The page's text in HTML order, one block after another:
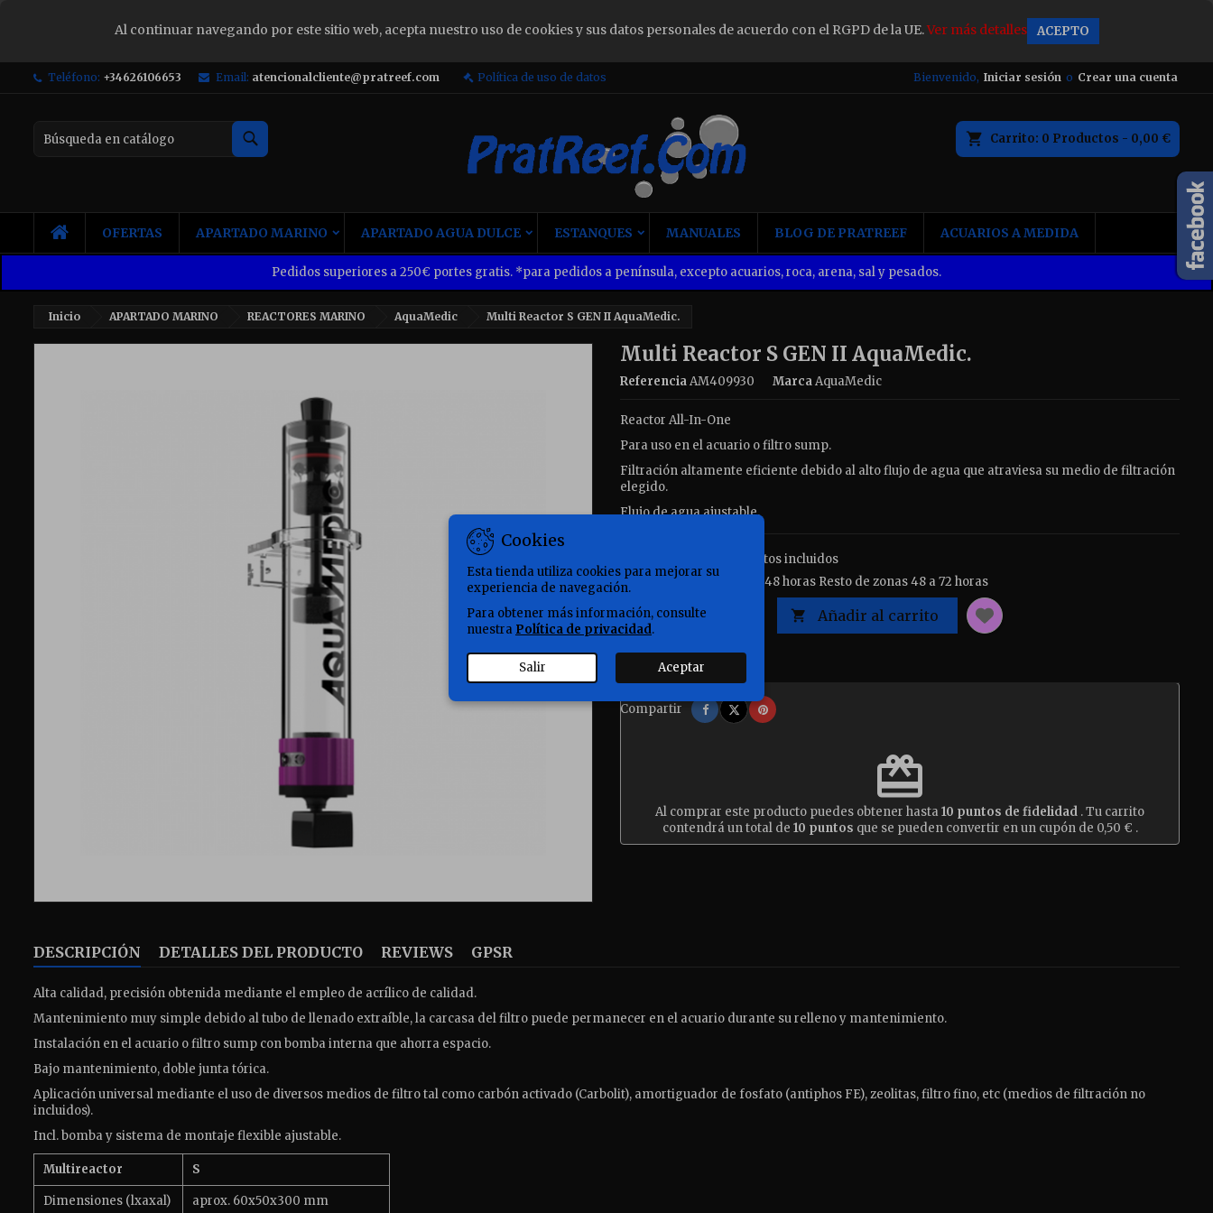
Al continuar navegando por este sitio web, acepta nuestro uso de cookies y sus datos personales de acuerdo con el RGPD de la UE.Ver más detalles ACEPTO
Teléfono: +34626106653 Email: atencionalcliente@pratreef.com Política de uso de datos Bienvenido, Iniciar sesión o Crear una cuenta
Carrito 0 Productos - 0,00 €
INICIOOFERTAS APARTADO MARINO APARTADO AGUA DULCE ESTANQUES MANUALES BLOG DE PRATREEF ACUARIOS A MEDIDA
Pedidos superiores a 250€ portes gratis. *para pedidos a península, excepto acuarios, roca, arena, sal y pesados.
Inicio APARTADO MARINO REACTORES MARINO AquaMedic Multi Reactor S GEN II AquaMedic.
Multi Reactor S GEN II AquaMedic.
ReferenciaAM409930 MarcaAquaMedic
Reactor All-In-One
Para uso en el acuario o filtro sump.
Filtración altamente eficiente debido al alto flujo de agua que atraviesa su medio de filtración
elegido.
Flujo de agua ajustable.
100,00 €
Impuestos incluidos
Entrega: península 24 a 48 horas Resto de zonas 48 a 72 horas
Cantidad  Añadir al carrito
Disponible.
Compartir Compartir
TuitearPinterest
redeem
Al comprar este producto puedes obtener hasta10 puntos de fidelidad . Tu carrito
contendrá un total de 10 puntos que se pueden convertir en un cupón de 0,50 € .
DESCRIPCIÓN DETALLES DEL PRODUCTO REVIEWS GPSR
Alta calidad, precisión obtenida mediante el empleo de acrílico de calidad.
Mantenimiento muy simple debido al tubo de llenado extraíble, la carcasa del filtro puede permanecer en el acuario durante su relleno y mantenimiento.
Instalación en el acuario o filtro sump con bomba interna que ahorra espacio.
Bajo mantenimiento, doble junta tórica.
Aplicación universal mediante el uso de diversos medios de filtro tal como carbón activado (Carbolit), amortiguador de fosfato (antiphos FE), zeolitas, filtro fino, etc (medios de filtración no
incluidos).
Incl. bomba y sistema de montaje flexible ajustable.
Multireactor S
Dimensiones (lxaxal) aprox. 60x50x300 mm
Cookies
Esta tienda utiliza cookies para mejorar su
experiencia de navegación.
Para obtener más información, consulte
nuestra Política de privacidad.
Salir Aceptar
×